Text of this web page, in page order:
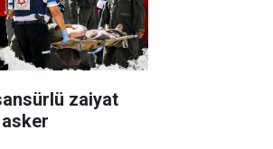
zaiyat